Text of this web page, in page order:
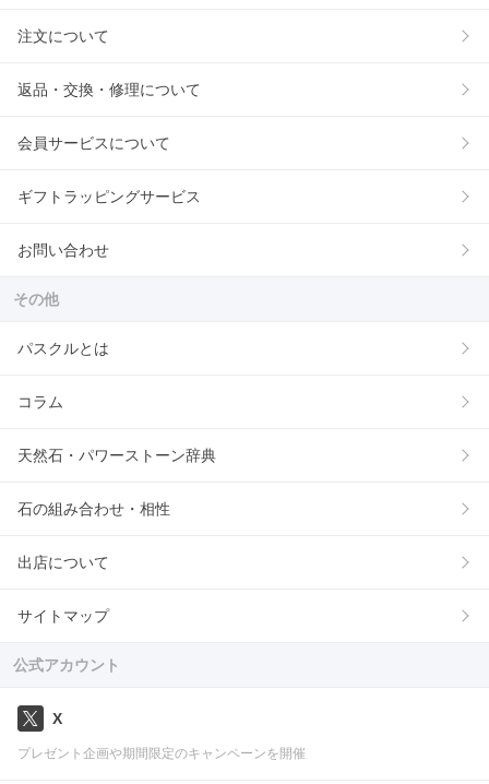
注文について
返品・交換・修理について
会員サービスについて
ギフトラッピングサービス
お問い合わせ
その他
パスクルとは
コラム
天然石・パワーストーン辞典
石の組み合わせ・相性
出店について
サイトマップ
公式アカウント
X
プレゼント企画や期間限定のキャンペーンを開催